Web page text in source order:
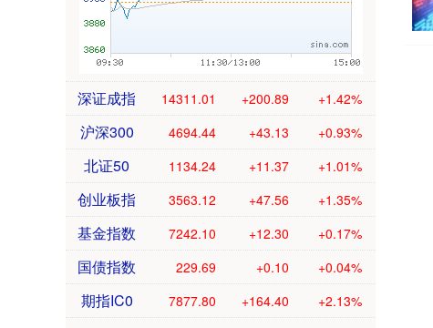
深证成指 14311.01 +200.89 +1.42%
沪深300 4694.44 +43.13 +0.93%
北证50 1134.24 +11.37 +1.01%
创业板指 3563.12 +47.56 +1.35%
基金指数 7242.10 +12.30 +0.17%
国债指数 229.69 +0.10 +0.04%
期指IC0 7877.80 +164.40 +2.13%